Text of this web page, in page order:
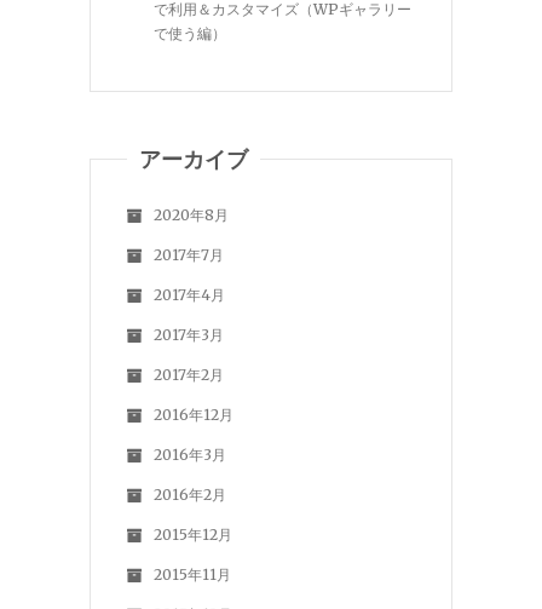
で利用＆カスタマイズ（WPギャラリー
で使う編）
アーカイブ
2020年8月
2017年7月
2017年4月
2017年3月
2017年2月
2016年12月
2016年3月
2016年2月
2015年12月
2015年11月